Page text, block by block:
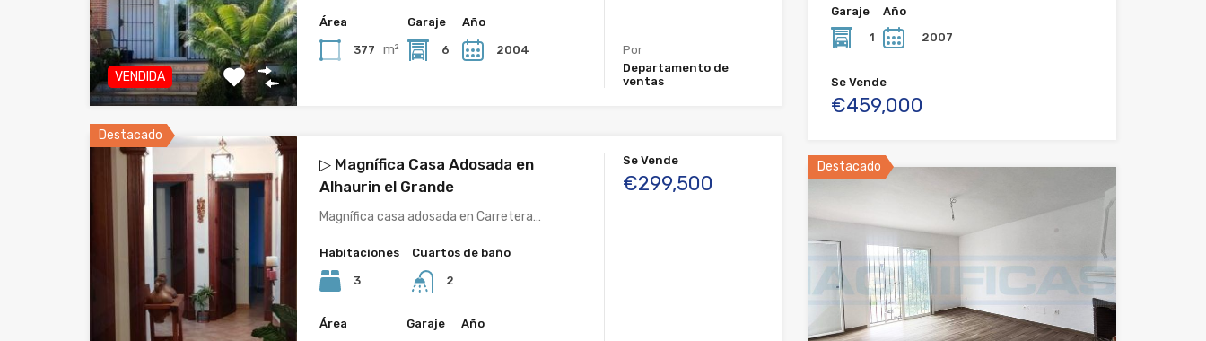
VENDIDA
Área
377 m²
Garaje
6
Año
2004
Por
Departamento de
ventas
Destacado
▷ Magnífica Casa Adosada en
Alhaurin el Grande
Magnífica casa adosada en Carretera…
Habitaciones
3
Cuartos de baño
2
Área Garaje Año
Se Vende
€299,500
Garaje
1
Año
2007
Se Vende
€459,000
Destacado